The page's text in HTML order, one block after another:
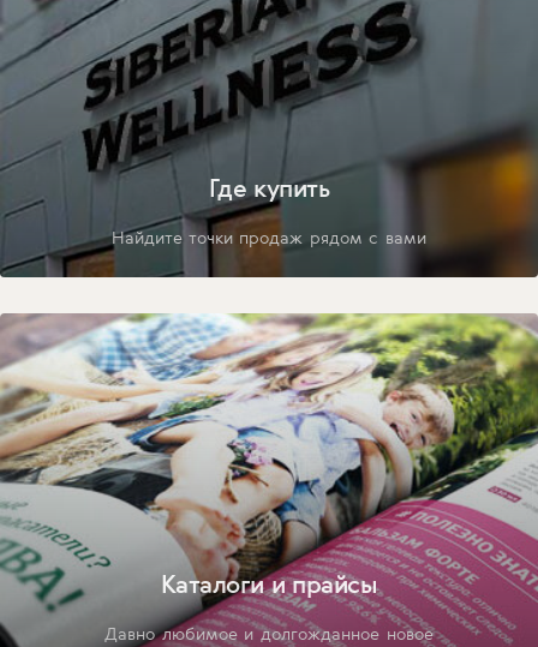
Где купить
Найдите точки продаж рядом с вами
Каталоги и прайсы
Давно любимое и долгожданное новое